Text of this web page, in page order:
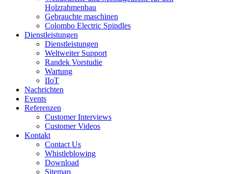
Holzrahmenbau
Gebrauchte maschinen
Colombo Electric Spindles
Dienstleistungen
Dienstleistungen
Weltweiter Support
Randek Vorstudie
Wartung
IIoT
Nachrichten
Events
Referenzen
Customer Interviews
Customer Videos
Kontakt
Contact Us
Whistleblowing
Download
Sitemap